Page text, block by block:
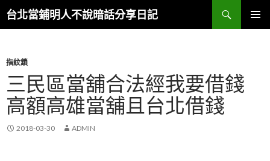
台北當鋪明人不說暗話分享日記
搜
尋
容
指紋鎖
三民區當舖合法經我要借錢
高額高雄當舖且台北借錢
2018-03-30 ADMIN